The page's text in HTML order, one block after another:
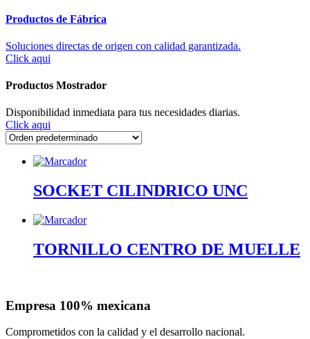
Productos de Fábrica
Soluciones directas de origen con calidad garantizada.
Click aqui
Productos Mostrador
Disponibilidad inmediata para tus necesidades diarias.
Click aqui
SOCKET CILINDRICO UNC
TORNILLO CENTRO DE MUELLE
Empresa 100% mexicana
Comprometidos con la calidad y el desarrollo nacional.